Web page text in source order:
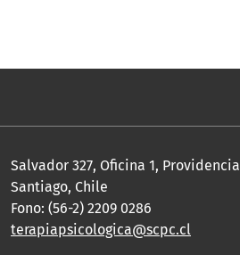
Salvador 327, Oficina 1, Providencia
Santiago, Chile
Fono: (56-2) 2209 0286
terapiapsicologica@scpc.cl